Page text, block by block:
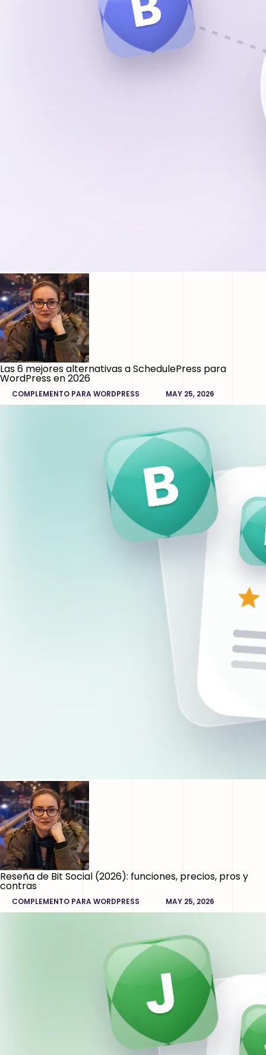
Las 6 mejores alternativas a SchedulePress para
WordPress en 2026
COMPLEMENTO PARA WORDPRESS MAY 25, 2026
Reseña de Bit Social (2026): funciones, precios, pros y
contras
COMPLEMENTO PARA WORDPRESS MAY 25, 2026